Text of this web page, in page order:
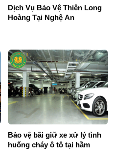
Dịch Vụ Bảo Vệ Thiên Long
Hoàng Tại Nghệ An
Bảo vệ bãi giữ xe xử lý tình
huống cháy ô tô tại hầm